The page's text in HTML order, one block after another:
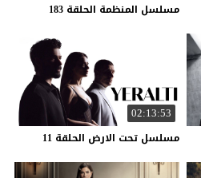
مسلسل المنظمة الحلقة 183
02:13:53
مسلسل تحت الارض الحلقة 11